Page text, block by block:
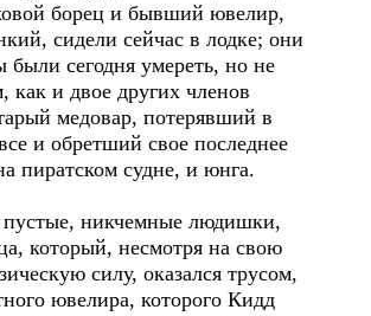
борец и бывший ювелир,
сидели сейчас в лодке; они
были сегодня умереть, но не
как и двое других членов
медовар, потерявший в
и обретший свое последнее
пиратском судне, и юнга.
никчемные людишки,
который, несмотря на свою
силу, оказался трусом,
ювелира, которого Кидд